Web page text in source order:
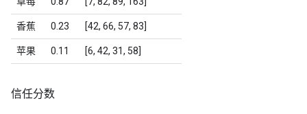
香蕉 0.23 [42, 66, 57, 83]
苹果 0.11 [6, 42, 31, 58]
信任分数